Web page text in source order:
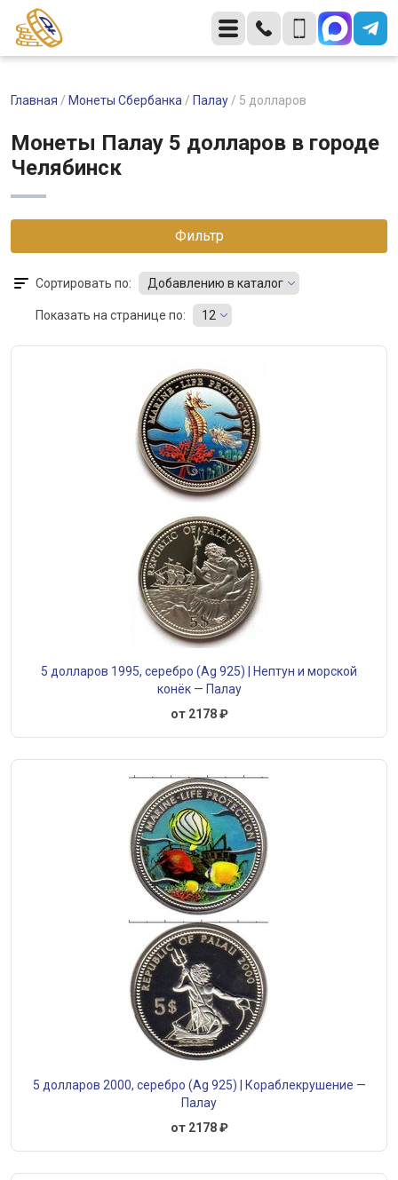
Главная / Монеты Сбербанка / Палау / 5 долларов
Монеты Палау 5 долларов в городе
Челябинск
Фильтр
Сортировать по: Добавлению в каталог
Показать на странице по: 12
5 долларов 1995, серебро (Ag 925) | Нептун и морской
конёк — Палау
от 2178 ₽
5 долларов 2000, серебро (Ag 925) | Кораблекрушение —
Палау
от 2178 ₽